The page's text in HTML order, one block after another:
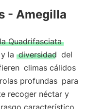
- Amegilla
Quadrifasciata
la diversidad del
climas cálidos
profundas para
recoger néctar y
característico